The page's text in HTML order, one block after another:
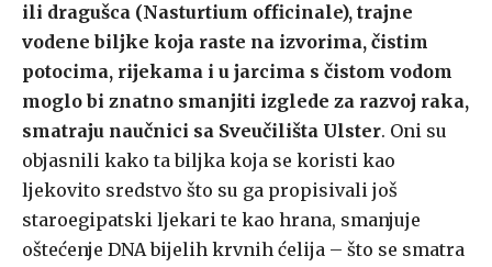
ili dragušca (Nasturtium officinale), trajne
vodene biljke koja raste na izvorima, čistim
potocima, rijekama i u jarcima s čistom vodom
moglo bi znatno smanjiti izglede za razvoj raka,
smatraju naučnici sa Sveučilišta Ulster. Oni su
objasnili kako ta biljka koja se koristi kao
ljekovito sredstvo što su ga propisivali još
staroegipatski ljekari te kao hrana, smanjuje
oštećenje DNA bijelih krvnih ćelija – što se smatra